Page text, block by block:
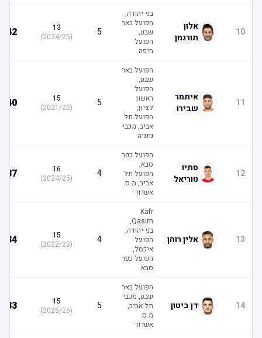
10
אלון
תורגמן
בני יהודה,
הפועל באר
שבע,
הפועל
חיפה
13
2024/25
)
42
11
איתמר
שבירו
הפועל באר
שבע,
הפועל
ראשון
לציון,
הפועל תל
אביב, מכבי
נתניה
15
2021/22
)
40
12
סתיו
טוריאל
הפועל כפר
סבא,
הפועל תל
אביב, מ.ס.
אשדוד
16
2024/25
)
37
13 אלין רוהן
Kafr
Qasim,
בני יהודה,
הפועל
איכסל,
הפועל כפר
סבא
15
2022/23
)
34
14 דן ביטון
הפועל באר
שבע, מכבי
תל אביב,
מ.ס.
אשדוד
15
2025/26
)
33